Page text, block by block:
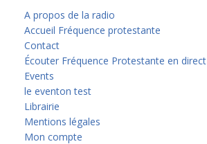
A propos de la radio
Accueil Fréquence protestante
Contact
Écouter Fréquence Protestante en direct
Events
le eventon test
Librairie
Mentions légales
Mon compte